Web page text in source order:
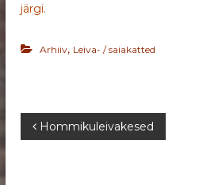
järgi.
Arhiiv, Leiva- / saiakatted
N Hommikuleivakesed